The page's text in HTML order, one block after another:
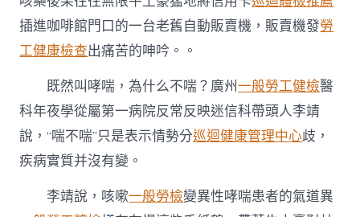
插進咖啡館門口的一台老舊自動販賣機，販賣機發勞
工健康檢查出痛苦的呻吟。。
既然叫哮喘，為什么不喘？廣州一般勞工健檢醫
科年夜學從屬第一病院反常反映迷信科帶頭人李靖
說，“喘不喘”只是表示情勢分巡迴健康管理中心歧，
疾病實質并沒有變。
李靖說，咳嗽一般勞檢變異性哮喘患者的氣道異